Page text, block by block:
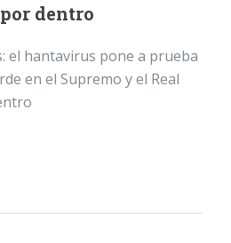
dentro
el hantavirus pone a prueba
en el Supremo y el Real